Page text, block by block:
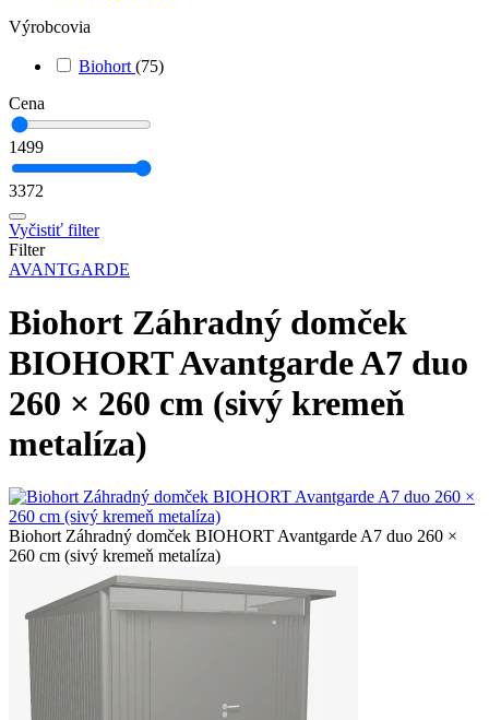
Výrobcovia
Biohort (75)
Cena
1499
3372
Vyčistiť filter
Filter
AVANTGARDE
Biohort Záhradný domček
BIOHORT Avantgarde A7 duo
260 × 260 cm (sivý kremeň
metalíza)
Biohort Záhradný domček BIOHORT Avantgarde A7 duo 260 ×
260 cm (sivý kremeň metalíza)